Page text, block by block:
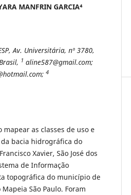
MANFRIN GARCIA⁴
Av. Universitária, nº 3780,
1 aline587@gmail.com;
4
as classes de uso e
bacia hidrográfica do
Xavier, São José dos
de Informação
topográfica do município de
São Paulo. Foram